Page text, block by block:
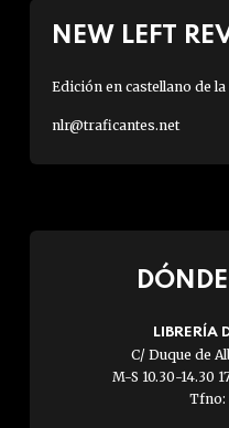
NEW LEFT
Edición en castellano de
nlr@traficantes.net
LIBRERÍA
C/ Duque de
M-S 10.30-14.30
Tfno: